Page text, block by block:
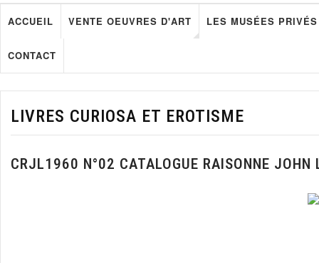
ACCUEIL VENTE OEUVRES D'ART LES MUSÉES PRIVÉS
CONTACT
LIVRES CURIOSA ET EROTISME
CRJL1960 N°02 CATALOGUE RAISONNE JOHN